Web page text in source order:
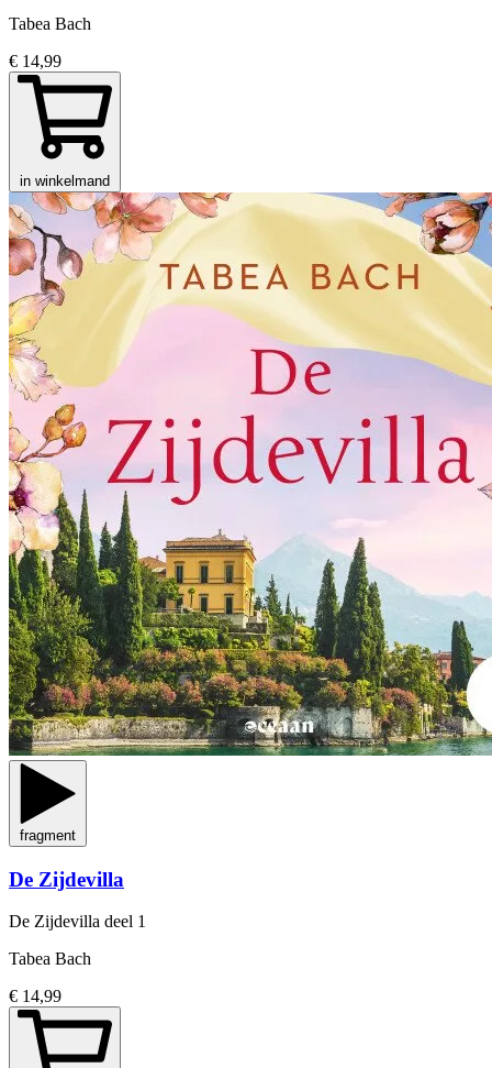
Tabea Bach
€ 14,99
in winkelmand
fragment
De Zijdevilla
De Zijdevilla deel 1
Tabea Bach
€ 14,99